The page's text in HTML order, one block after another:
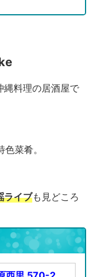
縄料理の居酒屋で
菜肴。
ライブも見どころ